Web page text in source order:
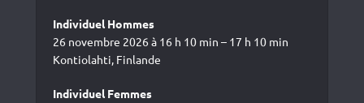
Individuel Hommes
26 novembre 2026 à 16 h 10 min – 17 h 10 min
Kontiolahti, Finlande
Individuel Femmes